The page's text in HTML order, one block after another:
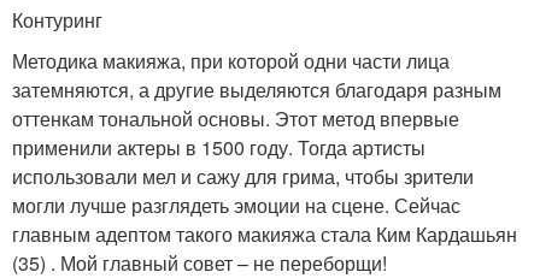
Контуринг
Методика макияжа, при которой одни части лица
затемняются, а другие выделяются благодаря разным
оттенкам тональной основы. Этот метод впервые
применили актеры в 1500 году. Тогда артисты
использовали мел и сажу для грима, чтобы зрители
могли лучше разглядеть эмоции на сцене. Сейчас
главным адептом такого макияжа стала Ким Кардашьян
(35) . Мой главный совет – не переборщи!